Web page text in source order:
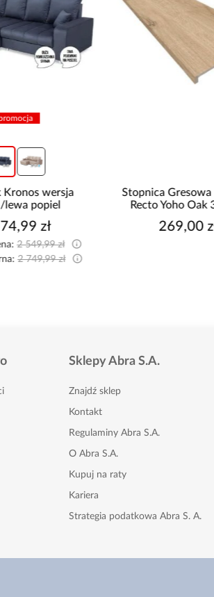
wersja
popiel
zł
2 549,99 zł
2 749,99 zł
Stopnica Gresowa
Recto Yoho Oak
269,00 zł
Sklepy Abra S.A.
Znajdź sklep
Kontakt
Regulaminy Abra S.A.
O Abra S.A.
Kupuj na raty
Kariera
Strategia podatkowa Abra S. A.
Nasze gazetki